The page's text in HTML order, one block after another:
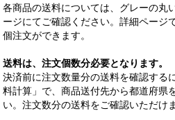
各商品の送料については、グレーの丸
ージにてご確認ください。詳細ページ
個注文ができます。
送料は、注文個数分必要となります。
決済前に注文数量分の送料を確認する
料計算」で、商品送付先から都道府県
い。注文数分の送料をご確認いただけま